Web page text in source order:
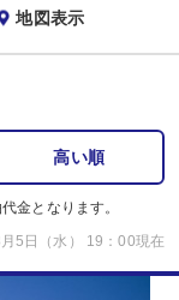
地図表示
高い順
金となります。
5日（水） 19：00現在